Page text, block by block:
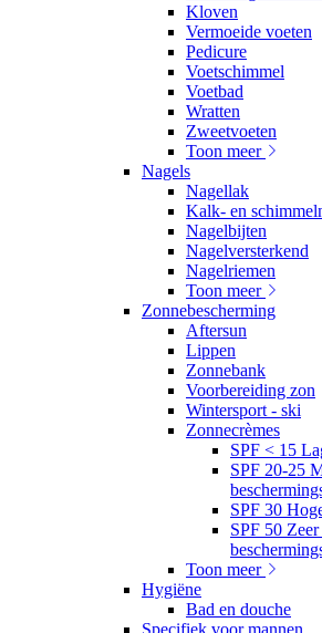
Kloven
Vermoeide voeten
Pedicure
Voetschimmel
Voetbad
Wratten
Zweetvoeten
Toon meer
Nagels
Nagellak
Kalk- en
Nagelbijten
Nagelversterkend
Nagelriemen
Toon meer
Zonnebescherming
Aftersun
Lippen
Zonnebank
Voorbereiding zon
Wintersport - ski
Zonnecrèmes
SPF < 15
SPF 20-25
SPF 30
SPF 50
Toon meer
Hygiëne
Bad en douche
Specifiek voor mannen